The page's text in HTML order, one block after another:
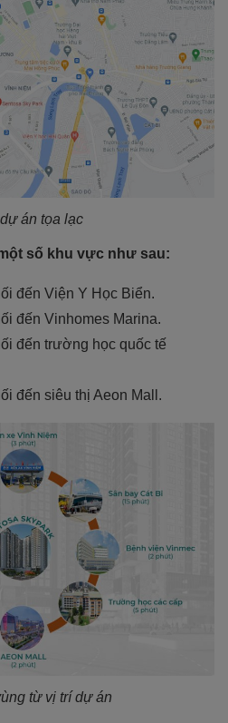
án tọa lạc
số khu vực như sau:
đến Viện Y Học Biển.
đến Vinhomes Marina.
đến trường học quốc tế
đến siêu thị Aeon Mall.
từ vị trí dự án